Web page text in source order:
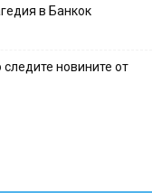
в Банкок
новините от